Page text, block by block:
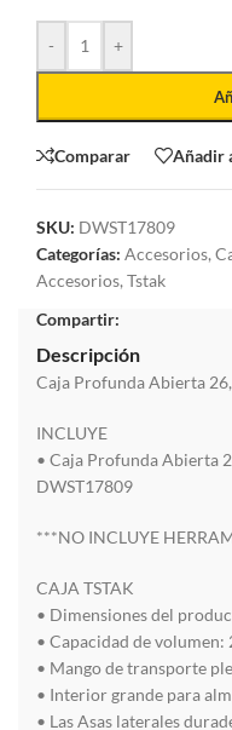
- +
Comparar Añadir
SKU: DWST17809
Categorías: Accesorios,
Accesorios, Tstak
Compartir:
Descripción
Caja Profunda Abierta
INCLUYE
• Caja Profunda Abierta
DWST17809
***NO INCLUYE
CAJA TSTAK
• Dimensiones del
• Capacidad de volumen:
• Mango de transporte
• Interior grande para
• Las Asas laterales